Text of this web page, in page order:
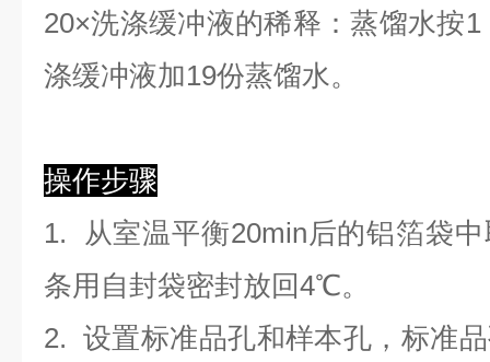
20×洗涤缓冲液的稀释：蒸馏水按
涤缓冲液加19份蒸馏水。
操作步骤
1. 从室温平衡20min后的铝箔袋
条用自封袋密封放回4℃。
2. 设置标准品孔和样本孔，标准